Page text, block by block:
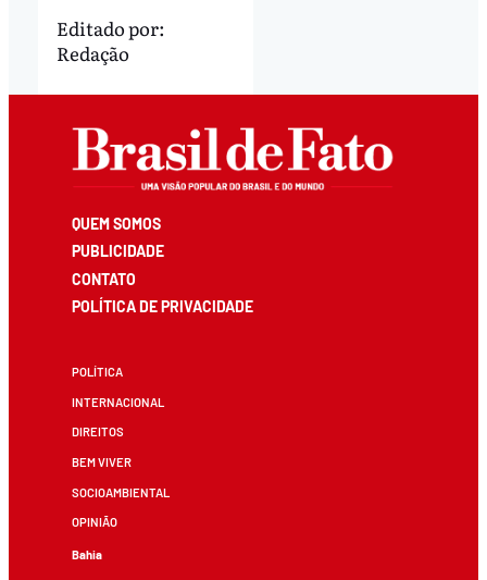
Editado por:
Redação
QUEM SOMOS
PUBLICIDADE
CONTATO
POLÍTICA DE PRIVACIDADE
POLÍTICA
INTERNACIONAL
DIREITOS
BEM VIVER
SOCIOAMBIENTAL
OPINIÃO
Bahia